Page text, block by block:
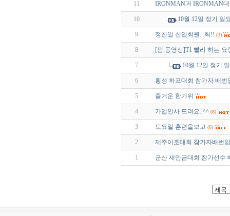
11 IRONMAN과 IRONMAN
10 10월 12일 정기 일
9 정찬일 신입회원...헉!! (3)
8 [펌:동영상]T1 빨리 하는 요
7 10월 12일 정기
6 횡성 하프대회 참가자 배번
5 즐거운 한가위
4 가입인사 드려요..^^ (8)
3 토요일 훈련을보고 (6)
2 제주이호대회 참가자배번
1 군산 새만금대회 참가선수